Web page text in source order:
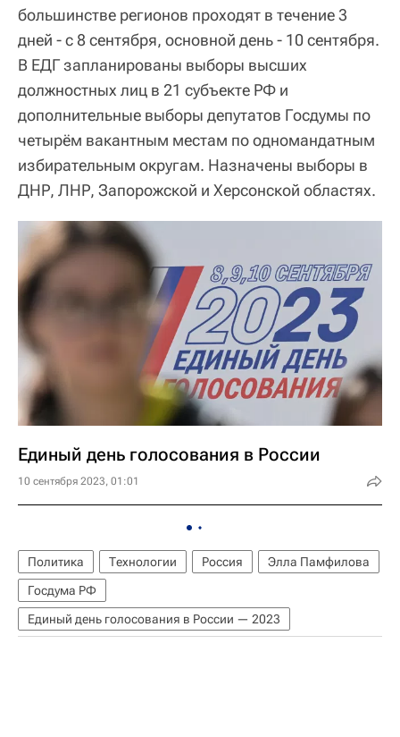
большинстве регионов проходят в течение 3
дней - с 8 сентября, основной день - 10 сентября.
В ЕДГ запланированы выборы высших
должностных лиц в 21 субъекте РФ и
дополнительные выборы депутатов Госдумы по
четырём вакантным местам по одномандатным
избирательным округам. Назначены выборы в
ДНР, ЛНР, Запорожской и Херсонской областях.
Единый день голосования в России
10 сентября 2023, 01:01
Политика Технологии Россия
Элла Памфилова
Госдума РФ
Единый день голосования в России — 2023